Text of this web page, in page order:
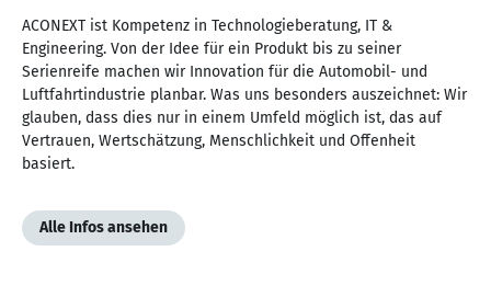
ACONEXT ist Kompetenz in Technologieberatung, IT &
Engineering. Von der Idee für ein Produkt bis zu seiner
Serienreife machen wir Innovation für die Automobil- und
Luftfahrtindustrie planbar. Was uns besonders auszeichnet: Wir
glauben, dass dies nur in einem Umfeld möglich ist, das auf
Vertrauen, Wertschätzung, Menschlichkeit und Offenheit
basiert.
Alle Infos ansehen